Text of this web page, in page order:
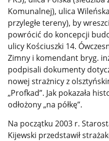
Komunalnej), ulica
przyległe tereny), by
powrócić do koncepcji
ulicy Kościuszki 14.
Zimny i komendant bryg.
podpisali dokumenty
nowej strażnicy z
„Profkad”. Jak pokazała
odłożony „na półkę”.
Na początku 2003 r.
Kijewski przedstawił